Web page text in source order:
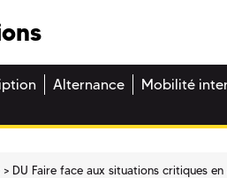
Alternance Mobilité
DU Faire face aux situations critiques